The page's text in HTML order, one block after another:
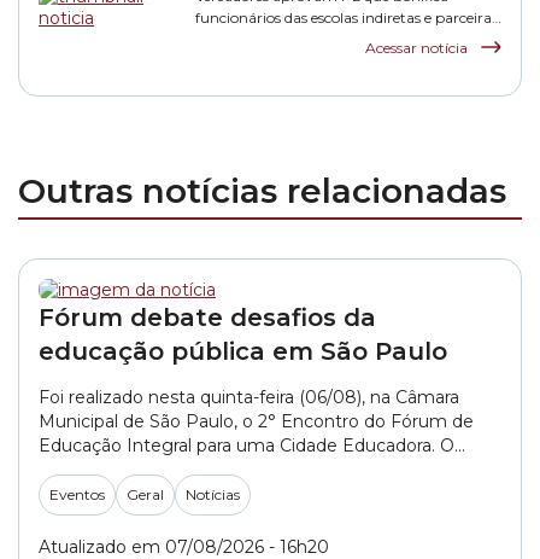
funcionários das escolas indiretas e parceiras
Acessar notícia
Outras notícias relacionadas
Fórum debate desafios da
educação pública em São Paulo
Foi realizado nesta quinta-feira (06/08), na Câmara
Municipal de São Paulo, o 2° Encontro do Fórum de
Educação Integral para uma Cidade Educadora. O
encontro reuniu educadores, pesquisadores, gestores
públicos, representantes de movimentos sociais e
organizações da sociedade civil para debater os
desafios da implementação do Plano Nacional de
Eventos Geral Notícias
Atualizado em 07/08/2026 - 16h20